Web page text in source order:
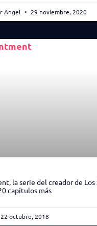
Angel 29 noviembre, 2020
la serie del creador de Los
capítulos más
22 octubre, 2018